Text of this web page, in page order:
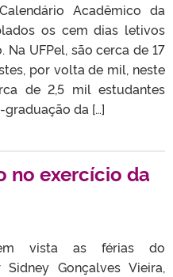
Acadêmico da
os cem dias letivos
UFPel, são cerca de 17
por volta de mil, neste
de 2,5 mil estudantes
da […]
no exercício da
vista as férias do
Sidney Gonçalves Vieira,